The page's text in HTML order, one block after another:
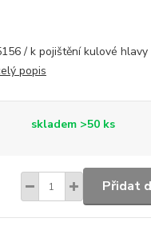
/ k pojištění kulové hlavy
popis
skladem >50 ks
Přidat